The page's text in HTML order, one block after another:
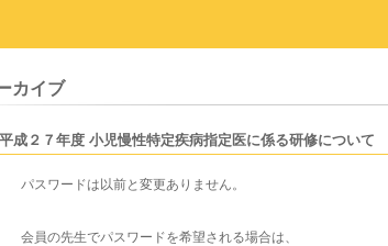
カイブ
平成２７年度 小児慢性特定疾病指定医に係る研修について
パスワードは以前と変更ありません。
会員の先生でパスワードを希望される場合は、